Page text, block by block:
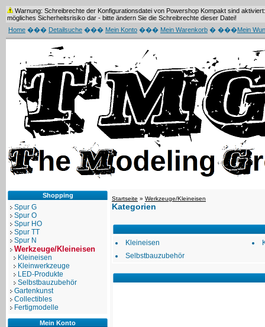
Warnung: Schreibrechte der Konfigurationsdatei von Powershop Kompakt sind
mögliches Sicherheitsrisiko dar - bitte ändern Sie die Schreibrechte dieser Datei!
Home ��� Detailsuche ��� Mein Konto ��� Mein Warenkorb � ���Mein
Shopping
Spur G
Spur O
Spur HO
Spur TT
Spur N
Werkzeuge/Kleineisen
Kleineisen
Kleinwerkzeuge
LED-Produkte
Selbstbauzubehör
Gartenkunst
Collectibles
Fertigmodelle
Mein Konto
Startseite » Werkzeuge/Kleineisen
Kategorien
Kleineisen
Selbstbauzubehör